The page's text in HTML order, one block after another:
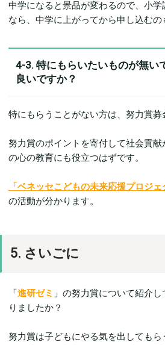
中学になると景品が変わるので、小
なら、中学に上がってから申し込むの
4-3. 特にもらいたいものが無い
良いですか？
特にもらうことがない方は、努力賞募
努力賞のポイントを寄付して社会貢
の心の教育にも役立つはずです。
「ベネッセこどもの未来応援プロジェ
の活動が分かります。
5. さいごに
「進研ゼミ 」の努力賞について紹介
りましたか？
努力賞は子どもにやる気を出しても